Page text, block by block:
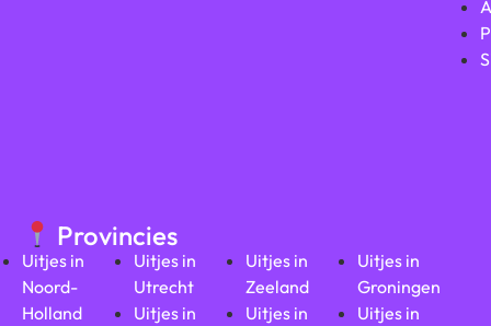
Provincies
Uitjes in
Noord-
Holland
Uitjes in
Utrecht
Uitjes in
Uitjes in
Zeeland
Uitjes in
Uitjes in
Groningen
Uitjes in